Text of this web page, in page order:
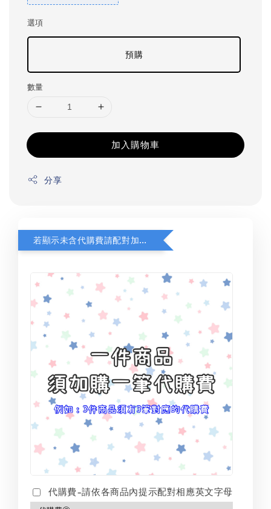
選項
預購
數量
加入購物車
分享
若顯示未含代購費請配對加購(未加購視同無效訂單)
代購費-請依各商品內提示配對相應英文字母